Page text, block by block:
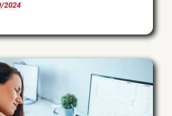
2024